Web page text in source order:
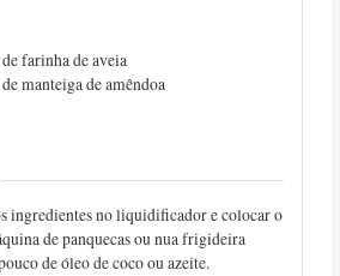
farinha de aveia
manteiga de amêndoa
ingredientes no liquidificador e colocar o
de panquecas ou nua frigideira
de óleo de coco ou azeite.